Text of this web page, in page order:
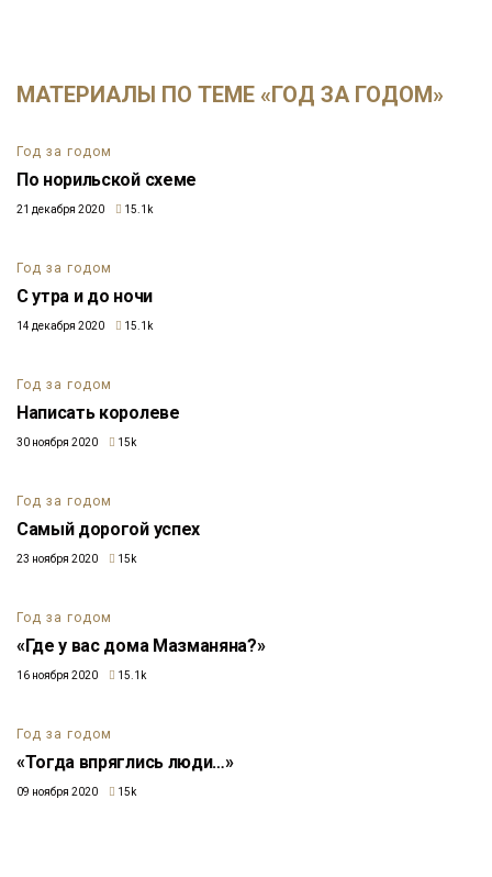
МАТЕРИАЛЫ ПО ТЕМЕ «ГОД ЗА ГОДОМ»
Год за годом
По норильской схеме
21 декабря 2020 15.1k
Год за годом
С утра и до ночи
14 декабря 2020 15.1k
Год за годом
Написать королеве
30 ноября 2020 15k
Год за годом
Самый дорогой успех
23 ноября 2020 15k
Год за годом
«Где у вас дома Мазманяна?»
16 ноября 2020 15.1k
Год за годом
«Тогда впряглись люди…»
09 ноября 2020 15k